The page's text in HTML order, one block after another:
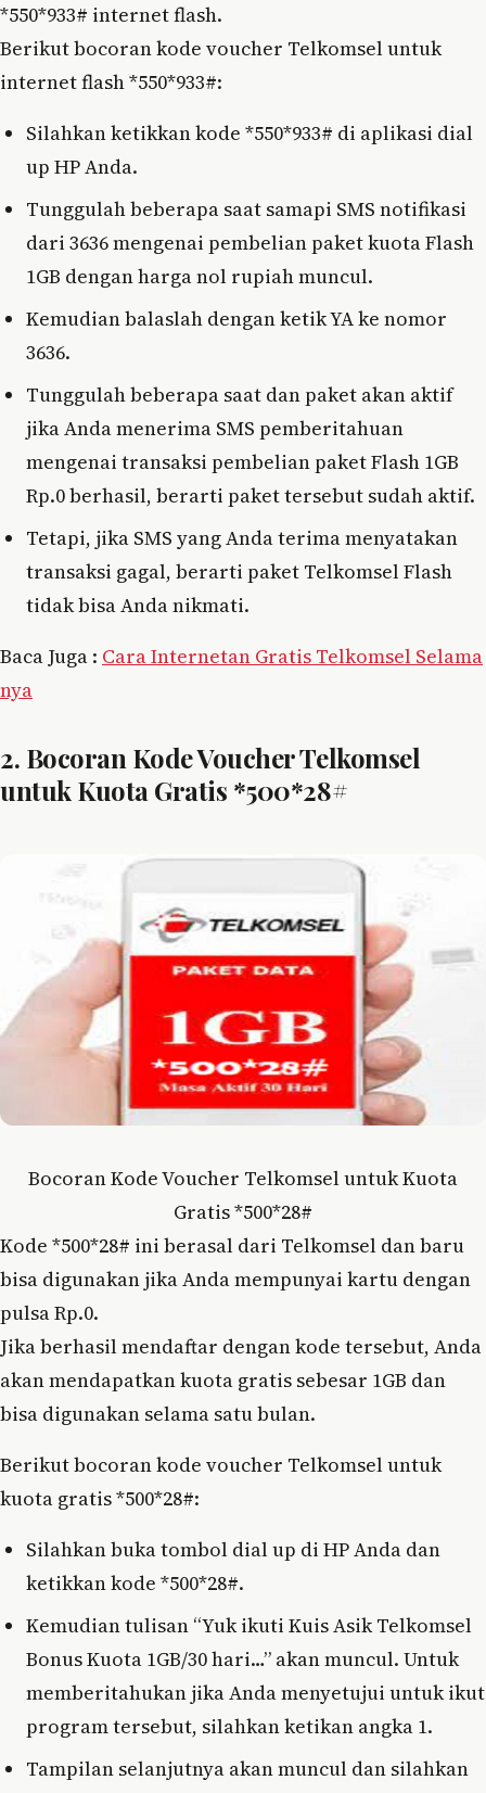
*550*933# internet flash.
Berikut bocoran kode voucher Telkomsel untuk
internet flash *550*933#:
Silahkan ketikkan kode *550*933# di aplikasi dial
up HP Anda.
Tunggulah beberapa saat samapi SMS notifikasi
dari 3636 mengenai pembelian paket kuota Flash
1GB dengan harga nol rupiah muncul.
Kemudian balaslah dengan ketik YA ke nomor
3636.
Tunggulah beberapa saat dan paket akan aktif
jika Anda menerima SMS pemberitahuan
mengenai transaksi pembelian paket Flash 1GB
Rp.0 berhasil, berarti paket tersebut sudah aktif.
Tetapi, jika SMS yang Anda terima menyatakan
transaksi gagal, berarti paket Telkomsel Flash
tidak bisa Anda nikmati.
Baca Juga : Cara Internetan Gratis Telkomsel Selama
nya
2. Bocoran Kode Voucher Telkomsel
untuk Kuota Gratis *500*28#
Bocoran Kode Voucher Telkomsel untuk Kuota
Gratis *500*28#
Kode *500*28# ini berasal dari Telkomsel dan baru
bisa digunakan jika Anda mempunyai kartu dengan
pulsa Rp.0.
Jika berhasil mendaftar dengan kode tersebut, Anda
akan mendapatkan kuota gratis sebesar 1GB dan
bisa digunakan selama satu bulan.
Berikut bocoran kode voucher Telkomsel untuk
kuota gratis *500*28#:
Silahkan buka tombol dial up di HP Anda dan
ketikkan kode *500*28#.
Kemudian tulisan “Yuk ikuti Kuis Asik Telkomsel
Bonus Kuota 1GB/30 hari…” akan muncul. Untuk
memberitahukan jika Anda menyetujui untuk ikut
program tersebut, silahkan ketikan angka 1.
Tampilan selanjutnya akan muncul dan silahkan